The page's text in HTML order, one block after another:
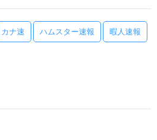
カナ速 ハムスター速報 暇人速報